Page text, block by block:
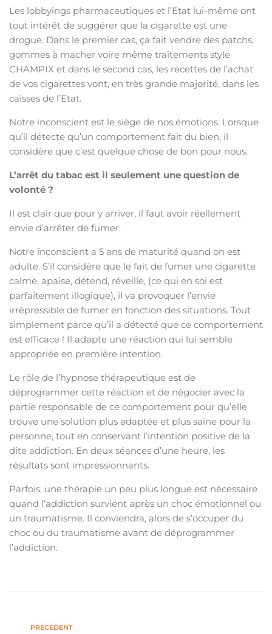
Les lobbyings pharmaceutiques et l’Etat lui-même ont
tout intérêt de suggérer que la cigarette est une
drogue. Dans le premier cas, ça fait vendre des patchs,
gommes à macher voire même traitements style
CHAMPIX et dans le second cas, les recettes de l’achat
de vos cigarettes vont, en très grande majorité, dans les
caisses de l’Etat.
Notre inconscient est le siège de nos émotions. Lorsque
qu’il détecte qu’un comportement fait du bien, il
considère que c’est quelque chose de bon pour nous.
L’arrêt du tabac est il seulement une question de
volonté ?
Il est clair que pour y arriver, il faut avoir réellement
envie d’arrêter de fumer.
Notre inconscient a 5 ans de maturité quand on est
adulte. S’il considère que le fait de fumer une cigarette
calme, apaise, détend, réveille, (ce qui en soi est
parfaitement illogique), il va provoquer l’envie
irrépressible de fumer en fonction des situations. Tout
simplement parce qu’il a détecté que ce comportement
est efficace ! Il adapte une réaction qui lui semble
appropriée en première intention.
Le rôle de l’hypnose thérapeutique est de
déprogrammer cette réaction et de négocier avec la
partie responsable de ce comportement pour qu’elle
trouve une solution plus adaptée et plus saine pour la
personne, tout en conservant l’intention positive de la
dite addiction. En deux séances d’une heure, les
résultats sont impressionnants.
Parfois, une thérapie un peu plus longue est nécessaire
quand l’addiction survient après un choc émotionnel ou
un traumatisme. Il conviendra, alors de s’occuper du
choc ou du traumatisme avant de déprogrammer
l’addiction.
PRÉCÉDENT